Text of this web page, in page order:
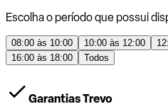
Escolha o período que possui
08:00 às 10:00 10:00 às 12:00
16:00 às 18:00
Todos
Garantias Trevo